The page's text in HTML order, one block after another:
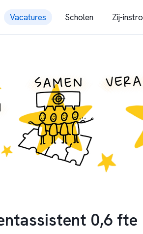
Vacatures Scholen Zij-
0,6 fte